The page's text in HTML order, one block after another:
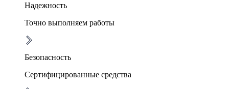
Надежность
Точно выполняем работы
Безопасность
Сертифицированные средства